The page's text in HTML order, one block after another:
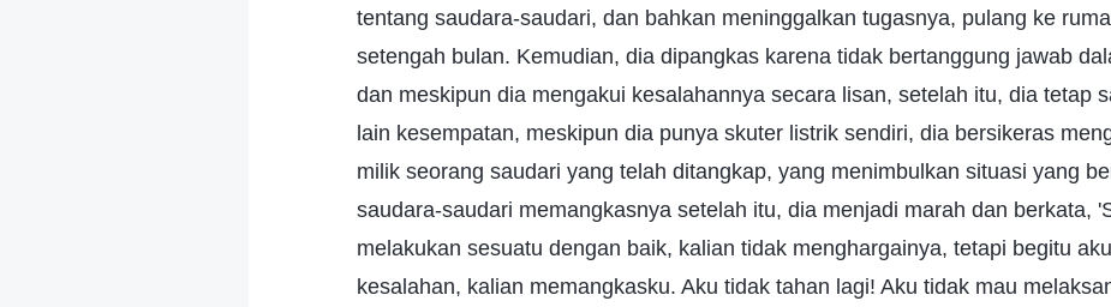
tentang saudara-saudari, dan bahkan meninggalkan tugasnya, pulang ke
setengah bulan. Kemudian, dia dipangkas karena tidak bertanggung jawab
dan meskipun dia mengakui kesalahannya secara lisan, setelah itu, dia tetap
lain kesempatan, meskipun dia punya skuter listrik sendiri, dia bersikeras
milik seorang saudari yang telah ditangkap, yang menimbulkan situasi yang
saudara-saudari memangkasnya setelah itu, dia menjadi marah dan berkata,
melakukan sesuatu dengan baik, kalian tidak menghargainya, tetapi begitu
kesalahan, kalian memangkasku. Aku tidak tahan lagi! Aku tidak mau